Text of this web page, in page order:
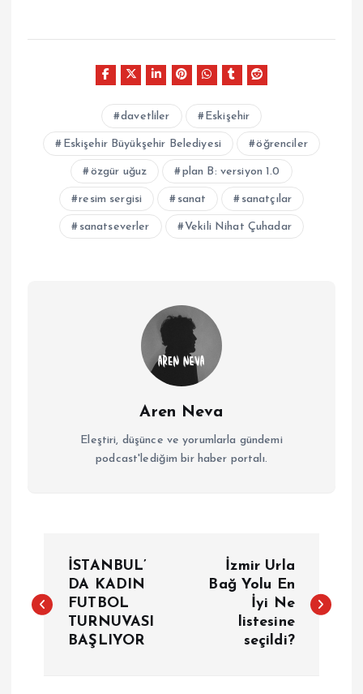
davetliler Eskişehir
Eskişehir Büyükşehir Belediyesi öğrenciler
özgür uğuz plan B: versiyon 1.0
resim sergisi sanat sanatçılar
sanatseverler Vekili Nihat Çuhadar
Aren Neva
Eleştiri, düşünce ve yorumlarla gündemi
podcast'lediğim bir haber portalı.
a
İSTANBUL’
DA KADIN
FUTBOL
TURNUVASI
BAŞLIYOR
İzmir Urla
Bağ Yolu En
İyi Ne
listesine
seçildi?